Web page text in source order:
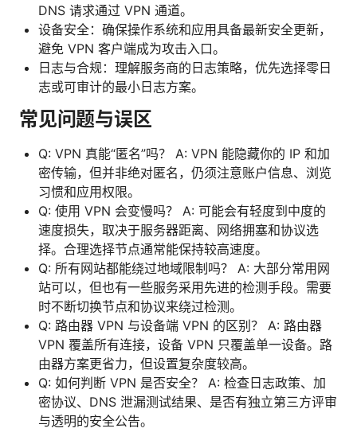
DNS 请求通过 VPN 通道。
设备安全：确保操作系统和应用具备最新安全更新，
避免 VPN 客户端成为攻击入口。
日志与合规：理解服务商的日志策略，优先选择零日
志或可审计的最小日志方案。
常见问题与误区
Q: VPN 真能“匿名”吗？ A: VPN 能隐藏你的 IP 和加
密传输，但并非绝对匿名，仍须注意账户信息、浏览
习惯和应用权限。
Q: 使用 VPN 会变慢吗？ A: 可能会有轻度到中度的
速度损失，取决于服务器距离、网络拥塞和协议选
择。合理选择节点通常能保持较高速度。
Q: 所有网站都能绕过地域限制吗？ A: 大部分常用网
站可以，但也有一些服务采用先进的检测手段。需要
时不断切换节点和协议来绕过检测。
Q: 路由器 VPN 与设备端 VPN 的区别？ A: 路由器
VPN 覆盖所有连接，设备 VPN 只覆盖单一设备。路
由器方案更省力，但设置复杂度较高。
Q: 如何判断 VPN 是否安全？ A: 检查日志政策、加
密协议、DNS 泄漏测试结果、是否有独立第三方评审
与透明的安全公告。